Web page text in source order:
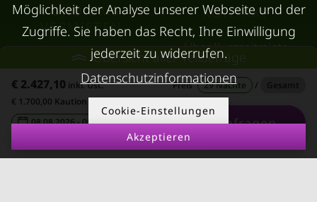
Übersicht aller Teilbeträge
€ 2.427,10 inkl. Ust. Preis 29 Nächte /
€ 1.700,00 Kaution
08.08.2026 - 08.09.2026
- Anfragen
RUND UMS
VERMIETEN
FAQ Vermieter
Immobilie vermieten
Leerstandsabgabe
vermieten
KONTAKT
Über Kurzzeitmiete
Impressum
Datenschutz
AGB
Möglichkeit der Analyse unserer Webseite und der
Zugriffe. Sie haben das Recht, Ihre Einwilligung
jederzeit zu widerrufen.
Datenschutzinformationen
Cookie-Einstellungen
Akzeptieren